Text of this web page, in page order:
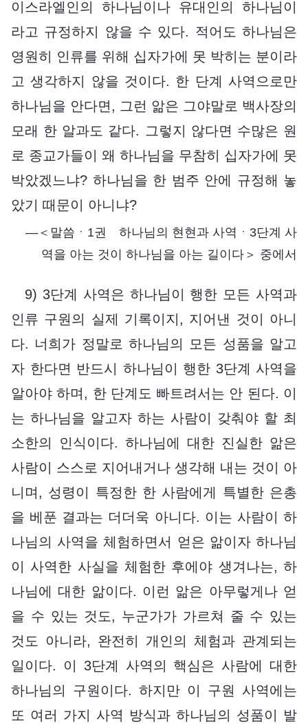
이스라엘인의 하나님이나 유대인의 하나님이
라고 규정하지 않을 수 있다. 적어도 하나님은
영원히 인류를 위해 십자가에 못 박히는 분이라
고 생각하지 않을 것이다. 한 단계 사역으로만
하나님을 안다면, 그런 앎은 그야말로 백사장의
모래 한 알과도 같다. 그렇지 않다면 수많은 원
로 종교가들이 왜 하나님을 무참히 십자가에 못
박았겠느냐? 하나님을 한 범주 안에 규정해 놓
았기 때문이 아니냐?
―＜말씀ㆍ1권 하나님의 현현과 사역ㆍ3단계 사
역을 아는 것이 하나님을 아는 길이다＞ 중에서
9) 3단계 사역은 하나님이 행한 모든 사역과
인류 구원의 실제 기록이지, 지어낸 것이 아니
다. 너희가 정말로 하나님의 모든 성품을 알고
자 한다면 반드시 하나님이 행한 3단계 사역을
알아야 하며, 한 단계도 빠트려서는 안 된다. 이
는 하나님을 알고자 하는 사람이 갖춰야 할 최
소한의 인식이다. 하나님에 대한 진실한 앎은
사람이 스스로 지어내거나 생각해 내는 것이 아
니며, 성령이 특정한 한 사람에게 특별한 은총
을 베푼 결과는 더더욱 아니다. 이는 사람이 하
나님의 사역을 체험하면서 얻은 앎이자 하나님
이 사역한 사실을 체험한 후에야 생겨나는, 하
나님에 대한 앎이다. 이런 앎은 아무렇게나 얻
을 수 있는 것도, 누군가가 가르쳐 줄 수 있는
것도 아니라, 완전히 개인의 체험과 관계되는
일이다. 이 3단계 사역의 핵심은 사람에 대한
하나님의 구원이다. 하지만 이 구원 사역에는
또 여러 가지 사역 방식과 하나님의 성품이 발